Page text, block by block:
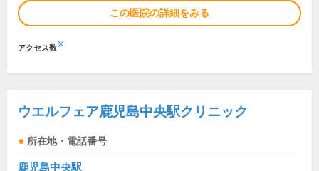
この医院の詳細をみる
アクセス数※
ウエルフェア鹿児島中央駅クリニック
所在地・電話番号
鹿児島中央駅